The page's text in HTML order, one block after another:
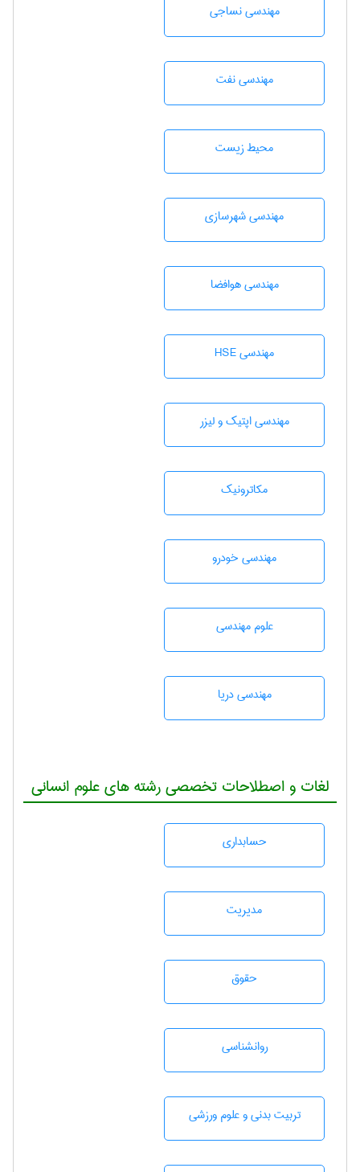
مهندسي نساجی
مهندسی نفت
محيط زيست
مهندسی شهرسازی
مهندسی هوافضا
مهندسی HSE
مهندسی اپتیک و لیزر
مکاترونیک
مهندسی خودرو
علوم مهندسی
مهندسی دریا
لغات و اصطلاحات تخصصی رشته های علوم انسانی
حسابداری
مديريت
حقوق
روانشناسی
تربيت بدنی و علوم ورزشی